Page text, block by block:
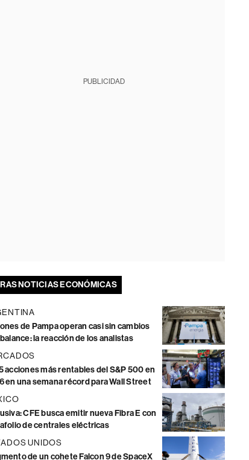
PUBLICIDAD
NOTICIAS ECONÓMICAS
de Pampa operan casi sin cambios
la reacción de los analistas
acciones más rentables del S&P 500 en
en una semana récord para Wall Street
CFE busca emitir nueva Fibra E con
de centrales eléctricas
UNIDOS
de un cohete Falcon 9 de SpaceX